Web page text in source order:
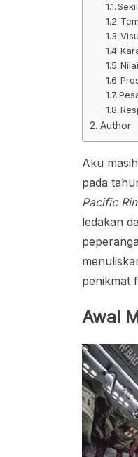
Author
Aku
pada
Pacific
ledakan
penikmat
Awal